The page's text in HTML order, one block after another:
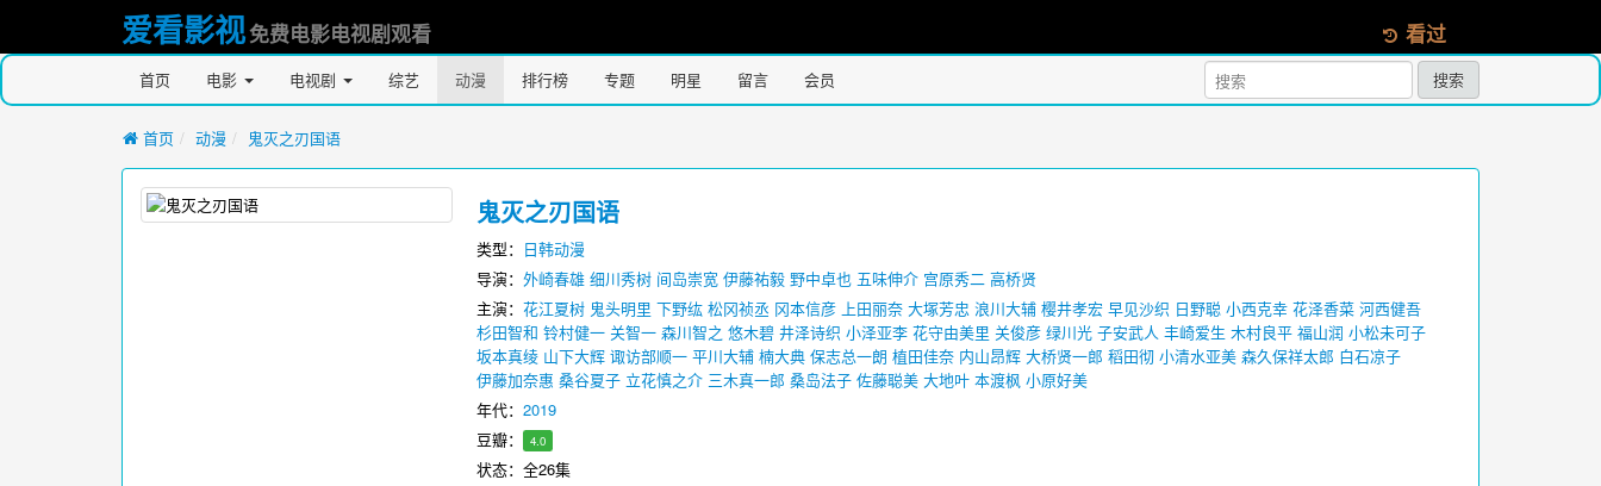
爱看影视免费电影电视剧观看 看过
首页 电影 电视剧 综艺 动漫 排行榜 专题 明星 留言 会员 搜索
首页 动漫 鬼灭之刃国语
鬼灭之刃国语
类型： 日韩动漫
导演： 外崎春雄 细川秀树 间岛崇宽 伊藤祐毅 野中卓也 五味伸介 宫原秀二 高桥贤
主演： 花江夏树 鬼头明里 下野纮 松冈祯丞 冈本信彦 上田丽奈 大塚芳忠 浪川大辅 樱井孝宏 早见沙织 日野聪 小西克幸 花泽香菜 河西健吾
杉田智和 铃村健一 关智一 森川智之 悠木碧 井泽诗织 小泽亚李 花守由美里 关俊彦 绿川光 子安武人 丰崎爱生 木村良平 福山润 小松未可子
坂本真绫 山下大辉 诹访部顺一 平川大辅 楠大典 保志总一朗 植田佳奈 内山昂辉 大桥贤一郎 稻田彻 小清水亚美 森久保祥太郎 白石凉子
伊藤加奈惠 桑谷夏子 立花慎之介 三木真一郎 桑岛法子 佐藤聪美 大地叶 本渡枫 小原好美
年代： 2019
豆瓣：
4.0
状态：全26集